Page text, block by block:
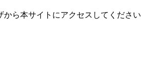
ら本サイトにアクセスしてください